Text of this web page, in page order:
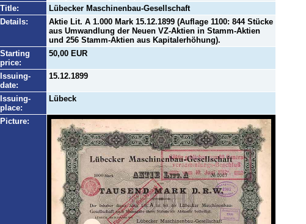
Title:
Lübecker Maschinenbau-Gesellschaft
Details:
Aktie Lit. A 1.000 Mark 15.12.1899 (Auflage 1100: 844 Stücke
aus Umwandlung der Neuen VZ-Aktien in Stamm-Aktien
und 256 Stamm-Aktien aus Kapitalerhöhung).
Starting
price:
50,00 EUR
Issuing-
date:
15.12.1899
Issuing-
place:
Lübeck
Picture: